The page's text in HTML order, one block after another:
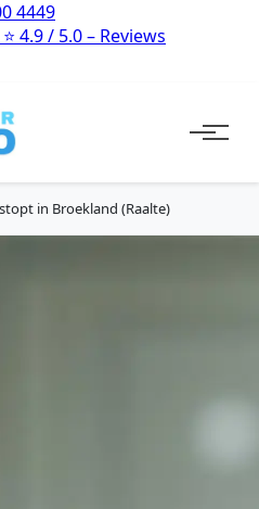
4449
⭐ 4.9 / 5.0 – Reviews
in Broekland (Raalte)